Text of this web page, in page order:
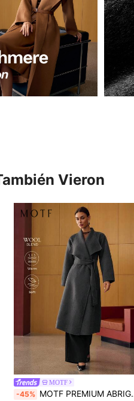
Vieron
MOTF
-45% MOTF PREMIUM ABRIGO LARGO DE LANA CON CINTURÓN Y ABERTURA